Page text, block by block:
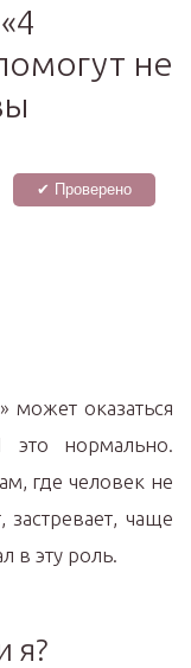
не
✔ Проверено
может оказаться
нормально.
где человек не
застревает, чаще
в эту роль.
я?